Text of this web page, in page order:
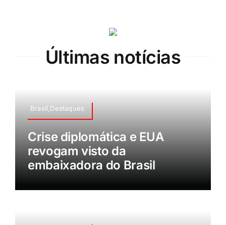
Últimas notícias
Brasil,Destaques
Crise diplomática e EUA
revogam visto da
embaixadora do Brasil